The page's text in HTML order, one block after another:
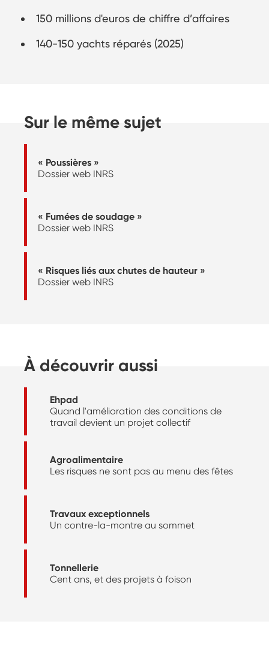
150 millions d'euros de chiffre d’affaires
140-150 yachts réparés (2025)
Sur le même sujet
« Poussières »
Dossier web INRS
« Fumées de soudage »
Dossier web INRS
« Risques liés aux chutes de hauteur »
Dossier web INRS
À découvrir aussi
Ehpad
Quand l'amélioration des conditions de
travail devient un projet collectif
Agroalimentaire
Les risques ne sont pas au menu des fêtes
Travaux exceptionnels
Un contre-la-montre au sommet
Tonnellerie
Cent ans, et des projets à foison